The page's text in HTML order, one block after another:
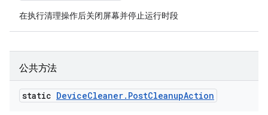
在执行清理操作后关闭屏幕并停止运行时段
公共方法
static DeviceCleaner. PostCleanupAction